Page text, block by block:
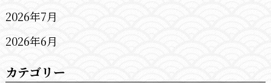
2026年7月
2026年6月
カテゴリー